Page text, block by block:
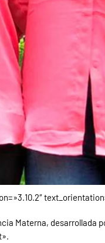
Materna, desarrollada